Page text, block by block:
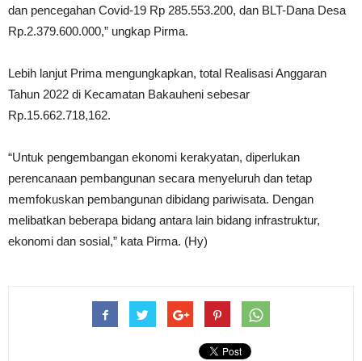
dan pencegahan Covid-19 Rp 285.553.200, dan BLT-Dana Desa
Rp.2.379.600.000,” ungkap Pirma.
Lebih lanjut Prima mengungkapkan, total Realisasi Anggaran
Tahun 2022 di Kecamatan Bakauheni sebesar
Rp.15.662.718,162.
“Untuk pengembangan ekonomi kerakyatan, diperlukan
perencanaan pembangunan secara menyeluruh dan tetap
memfokuskan pembangunan dibidang pariwisata. Dengan
melibatkan beberapa bidang antara lain bidang infrastruktur,
ekonomi dan sosial,” kata Pirma. (Hy)